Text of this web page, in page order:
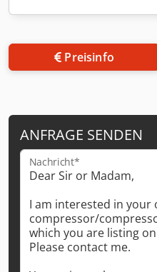
Preisinfo
ANFRAGE SENDEN
Nachricht*